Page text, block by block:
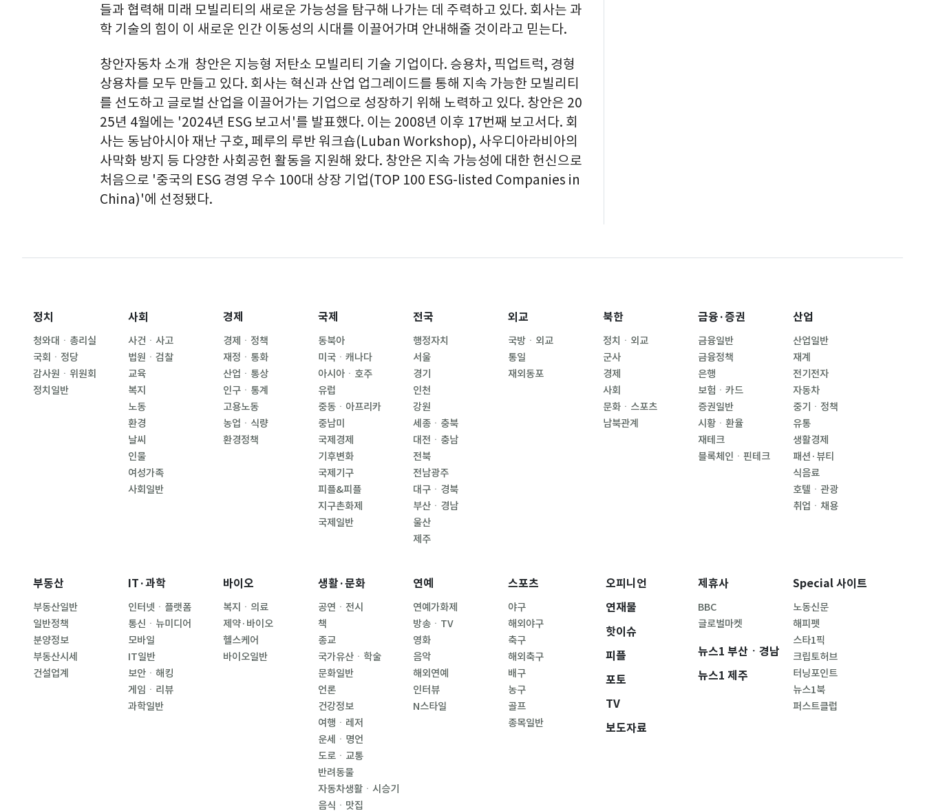
들과 협력해 미래 모빌리티의 새로운 가능성을 탐구해 나가는 데 주력하고 있다. 회사는 과
학 기술의 힘이 이 새로운 인간 이동성의 시대를 이끌어가며 안내해줄 것이라고 믿는다.
창안자동차 소개 창안은 지능형 저탄소 모빌리티 기술 기업이다. 승용차, 픽업트럭, 경형
상용차를 모두 만들고 있다. 회사는 혁신과 산업 업그레이드를 통해 지속 가능한 모빌리티
를 선도하고 글로벌 산업을 이끌어가는 기업으로 성장하기 위해 노력하고 있다. 창안은 20
25년 4월에는 '2024년 ESG 보고서'를 발표했다. 이는 2008년 이후 17번째 보고서다. 회
사는 동남아시아 재난 구호, 페루의 루반 워크숍(Luban Workshop), 사우디아라비아의
사막화 방지 등 다양한 사회공헌 활동을 지원해 왔다. 창안은 지속 가능성에 대한 헌신으로
처음으로 '중국의 ESG 경영 우수 100대 상장 기업(TOP 100 ESG-listed Companies in
China)'에 선정됐다.
정치
청와대ㆍ총리실
국회ㆍ정당
감사원ㆍ위원회
정치일반
사회
사건ㆍ사고
법원ㆍ검찰
교육
복지
노동
환경
날씨
인물
여성가족
사회일반
경제
경제ㆍ정책
재정ㆍ통화
산업ㆍ통상
인구ㆍ통계
고용노동
농업ㆍ식량
환경정책
국제
동북아
미국ㆍ캐나다
아시아ㆍ호주
유럽
중동ㆍ아프리카
중남미
국제경제
기후변화
국제기구
피플&피플
지구촌화제
국제일반
전국
행정자치
서울
경기
인천
강원
세종ㆍ충북
대전ㆍ충남
전북
전남광주
대구ㆍ경북
부산ㆍ경남
울산
제주
외교
국방ㆍ외교
통일
재외동포
북한
정치ㆍ외교
군사
경제
사회
문화ㆍ스포츠
남북관계
금융·증권
금융일반
금융정책
은행
보험ㆍ카드
증권일반
시황ㆍ환율
재테크
블록체인ㆍ핀테크
산업
산업일반
재계
전기전자
자동차
중기ㆍ정책
유통
생활경제
패션·뷰티
식음료
호텔ㆍ관광
취업ㆍ채용
부동산
부동산일반
일반정책
분양정보
부동산시세
건설업계
IT·과학
인터넷ㆍ플랫폼
통신ㆍ뉴미디어
모바일
IT일반
보안ㆍ해킹
게임ㆍ리뷰
과학일반
바이오
복지ㆍ의료
제약·바이오
헬스케어
바이오일반
생활·문화
공연ㆍ전시
책
종교
국가유산ㆍ학술
문화일반
언론
건강정보
여행ㆍ레저
운세ㆍ명언
도로ㆍ교통
반려동물
자동차생활ㆍ시승기
음식ㆍ맛집
연예
연예가화제
방송ㆍTV
영화
음악
해외연예
인터뷰
N스타일
스포츠
야구
해외야구
축구
해외축구
배구
농구
골프
종목일반
오피니언
연재물
핫이슈
피플
포토
TV
보도자료
제휴사
BBC
글로벌마켓
뉴스1 부산ㆍ경남
뉴스1 제주
Special 사이트
노동신문
해피펫
스타1픽
크립토허브
터닝포인트
뉴스1북
퍼스트클럽